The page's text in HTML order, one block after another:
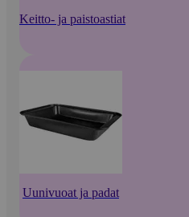
Keitto- ja paistoastiat
Uunivuoat ja padat